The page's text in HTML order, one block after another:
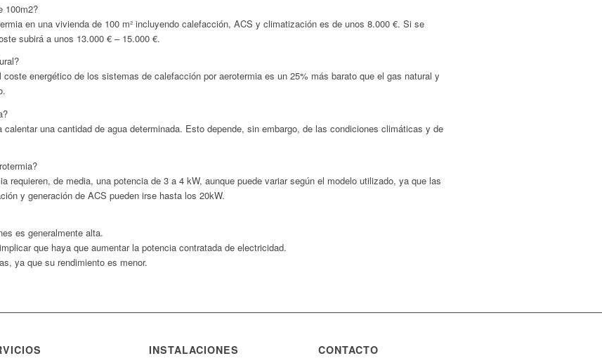
100m2?
en una vivienda de 100 m² incluyendo calefacción, ACS y climatización es de unos 8.000 €. Si se
subirá a unos 13.000 € – 15.000 €.
energético de los sistemas de calefacción por aerotermia es un 25% más barato que el gas natural y
una cantidad de agua determinada. Esto depende, sin embargo, de las condiciones climáticas y de
requieren, de media, una potencia de 3 a 4 kW, aunque puede variar según el modelo utilizado, ya que las
y generación de ACS pueden irse hasta los 20kW.
es generalmente alta.
que haya que aumentar la potencia contratada de electricidad.
ya que su rendimiento es menor.
INSTALACIONES CONTACTO